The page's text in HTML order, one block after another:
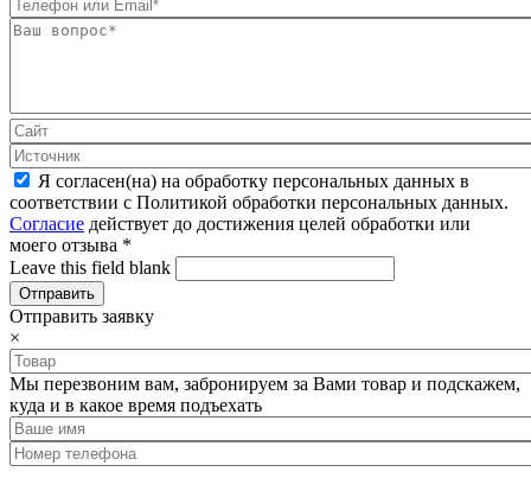
Я согласен(на) на обработку персональных данных в
соответствии с Политикой обработки персональных данных.
Согласие действует до достижения целей обработки или
моего отзыва *
Leave this field blank
Отправить заявку
×
Мы перезвоним вам, забронируем за Вами товар и подскажем,
куда и в какое время подъехать